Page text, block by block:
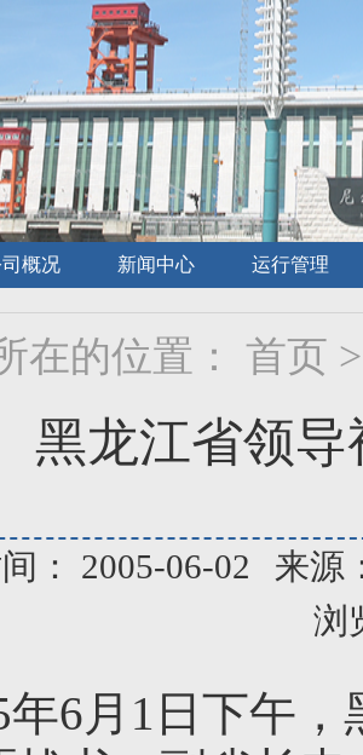
概况 新闻中心 运行管理
在的位置： 首页 >
黑龙江省领
： 2005-06-02
来源
浏
年6月1日下午